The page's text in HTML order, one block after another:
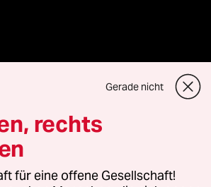
Vertriebs GmbH
rechtlichen Fragen oder für Genehmigungen
lizenzen@taz.de
Gerade nicht
rechts
für eine offene Gesellschaft!